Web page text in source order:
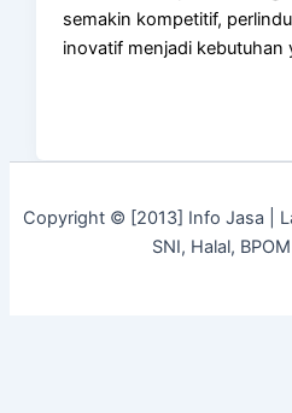
semakin kompetitif,
inovatif menjadi kebutuhan
Copyright © [2013] Info Jasa |
SNI, Halal,